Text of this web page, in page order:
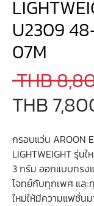
U2309
07M
THB
THB
กรอบแว่น AROON
LIGHTWEIGHT รุ่น
3 กรัม ออกแบบทรง
โจทย์กับทุกเพศ แล
ใหม่ให้มีความแฟชั่น